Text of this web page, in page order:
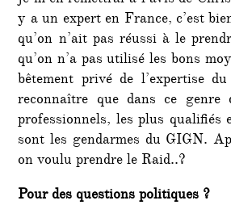
y a un expert en France, c’est
qu’on n’ait pas réussi à le
qu’on n’a pas utilisé les bons
bêtement privé de l’expertise
reconnaître que dans ce genre
professionnels, les plus qualifiés
sont les gendarmes du GIGN.
on voulu prendre le Raid..?
Pour des questions politiques ?